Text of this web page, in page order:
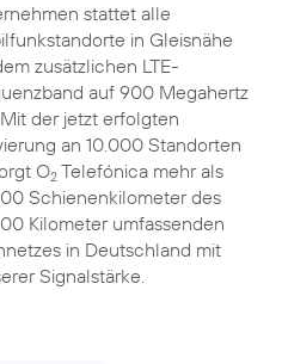
stattet alle
in Gleisnähe
zusätzlichen LTE-
auf 900 Megahertz
der jetzt erfolgten
an 10.000 Standorten
O2Telefónica mehr als
Schienenkilometer des
Kilometer umfassenden
in Deutschland mit
Signalstärke.